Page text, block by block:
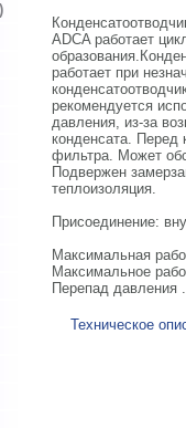
ADCA работает
работает при
рекомендуется
давления, из-за
конденсата. Перед
фильтра. Может
Подвержен
теплоизоляция.
Присоединение:
Максимальная
Максимальное
Перепад
Техническое